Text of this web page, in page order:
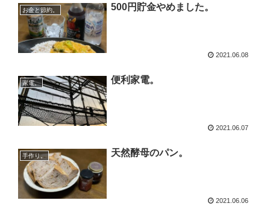
お金と節約。 500円貯金やめました。
2021.06.08
家電。 便利家電。
2021.06.07
手作り。 天然酵母のパン。
2021.06.06